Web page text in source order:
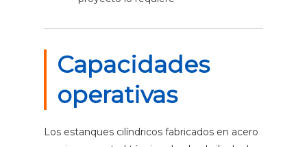
Capacidades
operativas
Los estanques cilíndricos fabricados en acero